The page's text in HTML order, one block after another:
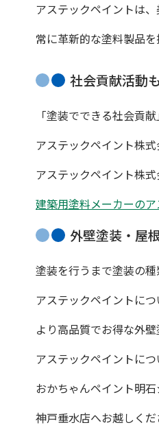
アステックペイントは
常に革新的な塗料製品を
社会貢献活動
「塗装でできる社会貢
アステックペイント株
アステックペイント株
建築用塗料メーカーの
外壁塗装・屋
塗装を行うまで塗装の
アステックペイントに
より高品質でお得な外
アステックペイントに
おかちゃんペイント明
神戸垂水店へお越しく